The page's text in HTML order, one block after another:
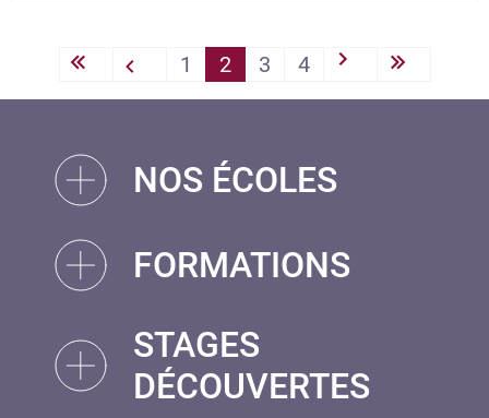
PAGINATION
« First 1 2 3 4
NOS ÉCOLES
FORMATIONS
STAGES
DÉCOUVERTES